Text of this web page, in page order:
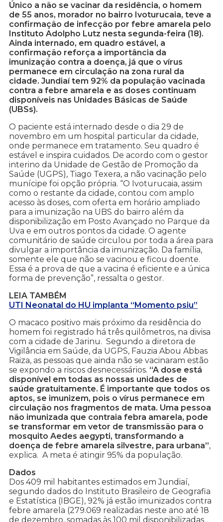
Único a não se vacinar da residência, o homem
de 55 anos, morador no bairro Ivoturucaia, teve a
confirmação de infecção por febre amarela pelo
Instituto Adolpho Lutz nesta segunda-feira (18).
Ainda internado, em quadro estável, a
confirmação reforça a importância da
imunização contra a doença, já que o vírus
permanece em circulação na zona rural da
cidade. Jundiaí tem 92% da população vacinada
contra a febre amarela e as doses continuam
disponíveis nas Unidades Básicas de Saúde
(UBSs).
O paciente está internado desde o dia 29 de
novembro em um hospital particular da cidade,
onde permanece em tratamento. Seu quadro é
estável e inspira cuidados. De acordo com o gestor
interino da Unidade de Gestão de Promoção da
Saúde (UGPS), Tiago Texera, a não vacinação pelo
munícipe foi opção própria. “O Ivoturucaia, assim
como o restante da cidade, contou com amplo
acesso às doses, com oferta em horário ampliado
para a imunização na UBS do bairro além da
disponibilização em Posto Avançado no Parque da
Uva e em outros pontos da cidade. O agente
comunitário de saúde circulou por toda a área para
divulgar a importância da imunização. Da família,
somente ele que não se vacinou e ficou doente.
Essa é a prova de que a vacina é eficiente e a única
forma de prevenção”, ressalta o gestor.
LEIA TAMBÉM
UTI Neonatal do HU implanta “Momento psiu”
O macaco positivo mais próximo da residência do
homem foi registrado há três quilômetros, na divisa
com a cidade de Jarinu. Segundo a diretora de
Vigilância em Saúde, da UGPS, Fauzia Abou Abbas
Raiza, as pessoas que ainda não se vacinaram estão
se expondo a riscos desnecessários. “A dose está
disponível em todas as nossas unidades de
saúde gratuitamente. É importante que todos os
aptos, se imunizem, pois o vírus permanece em
circulação nos fragmentos de mata. Uma pessoa
não imunizada que contraia febra amarela, pode
se transformar em vetor de transmissão para o
mosquito Aedes aegypti, transformando a
doença de febre amarela silvestre, para urbana”,
explica. A meta é atingir 95% da população.
Dados
Dos 409 mil habitantes estimados em Jundiaí,
segundo dados do Instituto Brasileiro de Geografia
e Estatística (IBGE), 92% já estão imunizados contra
febre amarela (279.069 realizadas neste ano até 18
de dezembro, somadas às 100 mil disponibilizadas